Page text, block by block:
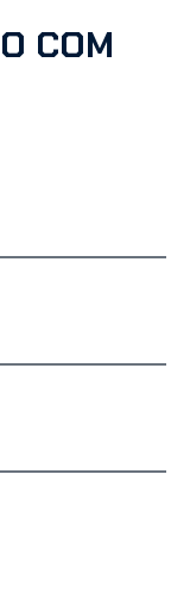
COM